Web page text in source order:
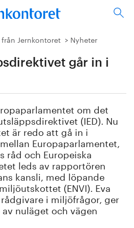
Jernkontoret Nyheter
går in i
om det
(IED). Nu
är redo att gå in i
Europaparlamentet,
råd och Europeiska
leds av rapportören
kansli, med löpande
(ENVI). Eva
i miljöfrågor, ger
nuläget och vägen